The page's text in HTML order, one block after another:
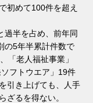
初めて100件を超え
過半を占め、前年同
の5年半累計件数で
「老人福祉事業」
フトウエア」19件
引き上げても、人手
ざるを得ない。